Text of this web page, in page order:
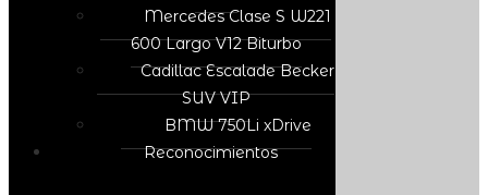
Mercedes Clase S W221
600 Largo V12 Biturbo
Cadillac Escalade Becker
SUV VIP
BMW 750Li xDrive
Reconocimientos